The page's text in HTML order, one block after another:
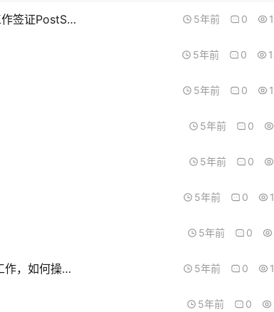
我有5和6或7级的学历，专业IT，并且持有毕业生开放式工作签证PostStudy Work Visa (open)，想获得工作签证，有什么办法？ 5年前 0
5年前 0
5年前 0
5年前 0
5年前 0
5年前 0
5年前 0
一位亲戚有海外的学历，学历属于短缺职业，想来新西兰工作，如何操作？ 5年前 0
5年前 0